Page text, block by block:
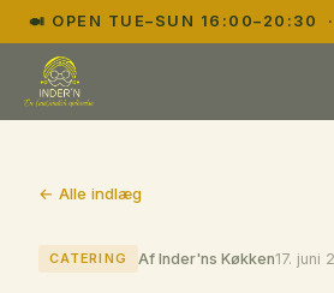
🍛 OPEN TUE–SUN 16:00–20:30
← Alle indlæg
CATERING Af Inder'ns Køkken17. juni